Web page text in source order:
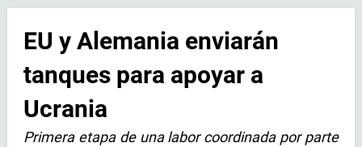
EU y Alemania enviarán
tanques para apoyar a
Ucrania
Primera etapa de una labor coordinada por parte